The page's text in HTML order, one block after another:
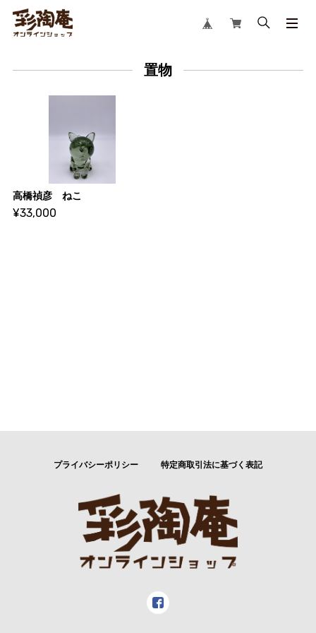
置物
高橋禎彦 ねこ
¥33,000
プライバシーポリシー 特定商取引法に基づく表記